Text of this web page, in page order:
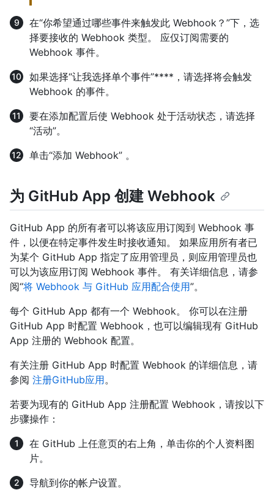
在“你希望通过哪些事件来触发此 Webhook？”下，选
择要接收的 Webhook 类型。 应仅订阅需要的
Webhook 事件。
如果选择“让我选择单个事件”****，请选择将会触发
Webhook 的事件。
要在添加配置后使 Webhook 处于活动状态，请选择
“活动”。
单击“添加 Webhook” 。
为 GitHub App 创建 Webhook
GitHub App 的所有者可以将该应用订阅到 Webhook 事
件，以便在特定事件发生时接收通知。 如果应用所有者已
为某个 GitHub App 指定了应用管理员，则应用管理员也
可以为该应用订阅 Webhook 事件。 有关详细信息，请参
阅“将 Webhook 与 GitHub 应用配合使用”。
每个 GitHub App 都有一个 Webhook。 你可以在注册
GitHub App 时配置 Webhook，也可以编辑现有 GitHub
App 注册的 Webhook 配置。
有关注册 GitHub App 时配置 Webhook 的详细信息，请
参阅 注册GitHub应用。
若要为现有的 GitHub App 注册配置 Webhook，请按以下
步骤操作：
在 GitHub 上任意页的右上角，单击你的个人资料图
片。
导航到你的帐户设置。